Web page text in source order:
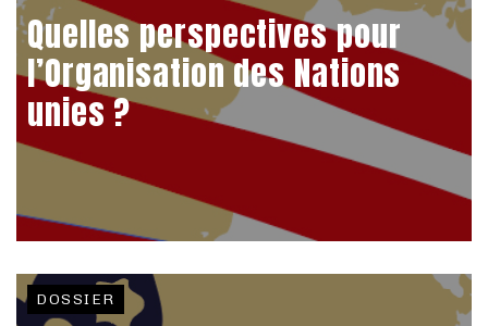
Quelles perspectives pour
l’Organisation des Nations
unies ?
DOSSIER